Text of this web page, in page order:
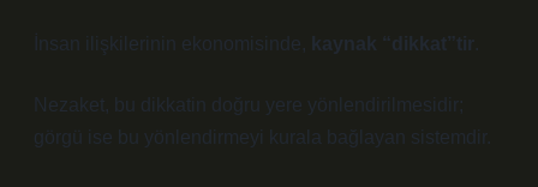
İnsan ilişkilerinin ekonomisinde, kaynak “dikkat”tir.
Nezaket, bu dikkatin doğru yere yönlendirilmesidir;
görgü ise bu yönlendirmeyi kurala bağlayan sistemdir.